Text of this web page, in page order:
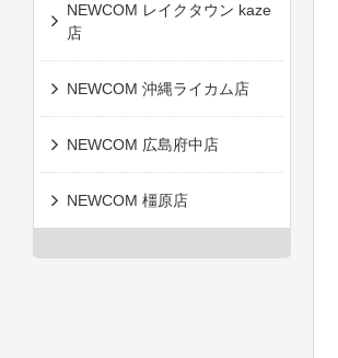
NEWCOM レイクタウン kaze
店
NEWCOM 沖縄ライカム店
NEWCOM 広島府中店
NEWCOM 橿原店